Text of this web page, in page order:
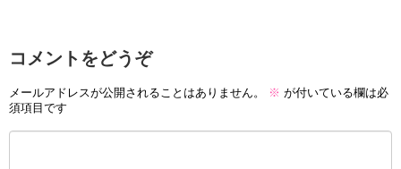
コメントをどうぞ
メールアドレスが公開されることはありません。 ※ が付いている欄は必
須項目です